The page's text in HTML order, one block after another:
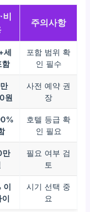
주의사항
세
함
포함 범위 확
인 필수
원
사전 예약 권
장
호텔 등급 확
인 필요
만
필요 여부 검
토
이
시기 선택 중
요